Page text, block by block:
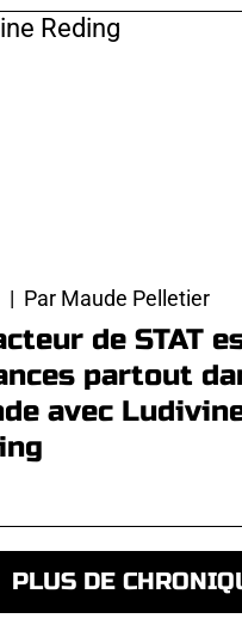
| Par Maude Pelletier
de STAT
partout
avec
PLUS DE